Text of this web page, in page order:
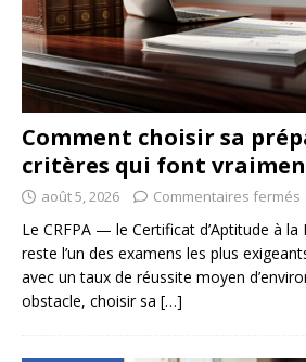
Comment choisir sa
critères qui font
août 5, 2026 Commentaires fermés
Le CRFPA — le Certificat d’Aptitude à
reste l’un des examens les plus
avec un taux de réussite moyen
obstacle, choisir sa […]